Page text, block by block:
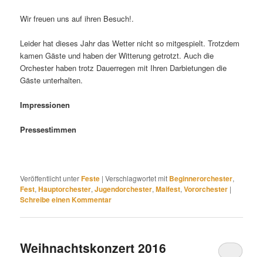
Wir freuen uns auf ihren Besuch!.
Leider hat dieses Jahr das Wetter nicht so mitgespielt. Trotzdem
kamen Gäste und haben der Witterung getrotzt. Auch die
Orchester haben trotz Dauerregen mit Ihren Darbietungen die
Gäste unterhalten.
Impressionen
Pressestimmen
Veröffentlicht unterFeste |Verschlagwortet mit Beginnerorchester,
Fest,Hauptorchester,Jugendorchester,Maifest,Vororchester |
Schreibe einen Kommentar
Weihnachtskonzert 2016